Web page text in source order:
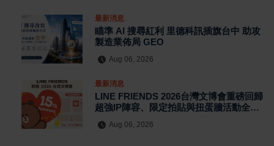
最新消息
瞄準 AI 搜尋紅利 里德科訊插旗台中 助攻
製造業佈局 GEO
Aug 06, 2026
最新消息
LINE FRIENDS 2026台灣文博會重磅回歸
超強IP陣容、限定拍貼與扭蛋牆活動全公
Aug 06, 2026